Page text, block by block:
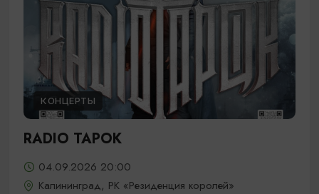
КОНЦЕРТЫ
RADIO TAPOK
04.09.2026 20:00
Калининград, РК «Резиденция королей»